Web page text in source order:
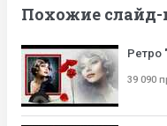
Похожие
Ретро
39 090